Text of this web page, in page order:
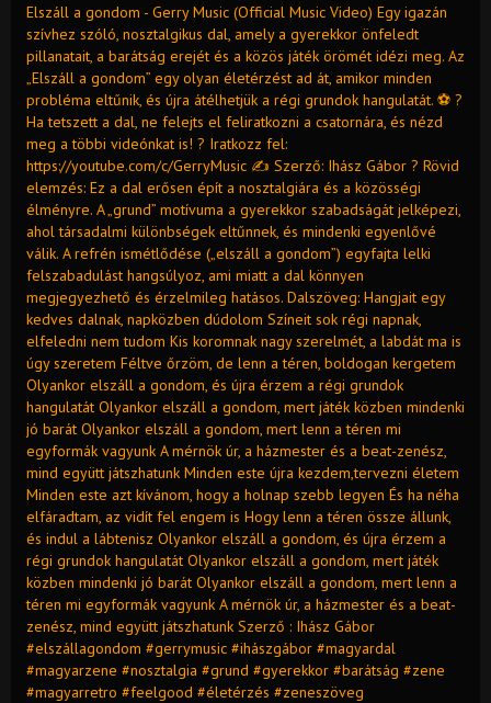
Elszáll a gondom - Gerry Music (Official Music Video) Egy igazán
szívhez szóló, nosztalgikus dal, amely a gyerekkor önfeledt
pillanatait, a barátság erejét és a közös játék örömét idézi meg. Az
„Elszáll a gondom” egy olyan életérzést ad át, amikor minden
probléma eltűnik, és újra átélhetjük a régi grundok hangulatát. ⚽ ?
Ha tetszett a dal, ne felejts el feliratkozni a csatornára, és nézd
meg a többi videónkat is! ? Iratkozz fel:
https://youtube.com/c/GerryMusic ✍️ Szerző: Ihász Gábor ? Rövid
elemzés: Ez a dal erősen épít a nosztalgiára és a közösségi
élményre. A „grund” motívuma a gyerekkor szabadságát jelképezi,
ahol társadalmi különbségek eltűnnek, és mindenki egyenlővé
válik. A refrén ismétlődése („elszáll a gondom”) egyfajta lelki
felszabadulást hangsúlyoz, ami miatt a dal könnyen
megjegyezhető és érzelmileg hatásos. Dalszöveg: Hangjait egy
kedves dalnak, napközben dúdolom Színeit sok régi napnak,
elfeledni nem tudom Kis koromnak nagy szerelmét, a labdát ma is
úgy szeretem Féltve őrzöm, de lenn a téren, boldogan kergetem
Olyankor elszáll a gondom, és újra érzem a régi grundok
hangulatát Olyankor elszáll a gondom, mert játék közben mindenki
jó barát Olyankor elszáll a gondom, mert lenn a téren mi
egyformák vagyunk A mérnök úr, a házmester és a beat-zenész,
mind együtt játszhatunk Minden este újra kezdem,tervezni életem
Minden este azt kívánom, hogy a holnap szebb legyen És ha néha
elfáradtam, az vidít fel engem is Hogy lenn a téren össze állunk,
és indul a lábtenisz Olyankor elszáll a gondom, és újra érzem a
régi grundok hangulatát Olyankor elszáll a gondom, mert játék
közben mindenki jó barát Olyankor elszáll a gondom, mert lenn a
téren mi egyformák vagyunk A mérnök úr, a házmester és a beat-
zenész, mind együtt játszhatunk Szerző : Ihász Gábor
#elszállagondom #gerrymusic #ihászgábor #magyardal
#magyarzene #nosztalgia #grund #gyerekkor #barátság #zene
#magyarretro #feelgood #életérzés #zeneszöveg